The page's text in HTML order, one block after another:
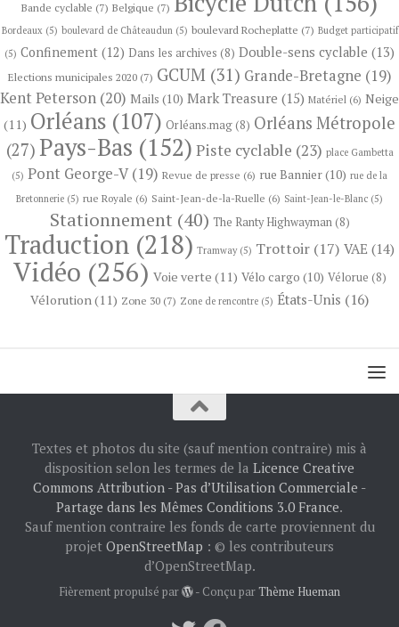
Bande cyclable (7) Belgique (7)
Bordeaux(5) boulevard de Châteaudun(5) boulevard Rocheplatte (7) Budget participatif
(5) Confinement (12) Dans les archives (8) Double-sens cyclable (13)
Elections municipales 2020(7) GCUM(31) Grande-Bretagne (19)
Kent Peterson (20) Mails (10) Mark Treasure (15) Matériel (6) Neige
(11) Orléans (107) Orléans.mag (8) Orléans Métropole
(27) Pays-Bas (152) Piste cyclable (23) place Gambetta
(5) Pont George-V(19) Revue de presse (6) rue Bannier(10) rue de la
Bretonnerie (5) rue Royale (6) Saint-Jean-de-la-Ruelle (6) Saint-Jean-le-Blanc (5)
Stationnement (40) The Ranty Highwayman(8)
Traduction (218) Tramway(5) Trottoir (17) VAE (14)
Vidéo (256) Voie verte (11) Vélo cargo (10) Vélorue (8)
Vélorution(11) Zone 30 (7) Zone de rencontre (5) États-Unis (16)
Textes et photos du site (sauf mention contraire) mis à
disposition selon les termes de la Licence Creative
Commons Attribution - Pas d’Utilisation Commerciale -
Partage dans les Mêmes Conditions 3.0 France.
Sauf mention contraire les fonds de carte proviennent du
projet OpenStreetMap : © les contributeurs
d’OpenStreetMap.
Fièrement propulsé par - Conçu parThème Hueman